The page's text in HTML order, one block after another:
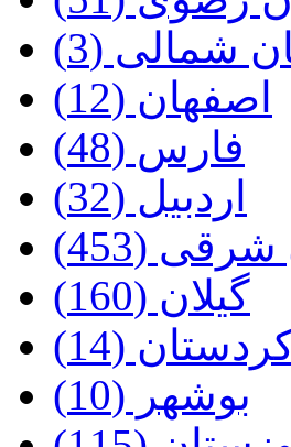
شمالی (3)
اصفهان‌ (12)
فارس‌ (48)
اردبیل‌ (32)
شرقی‌ (453)
گیلان‌ (160)
(14)
بوشهر (10)